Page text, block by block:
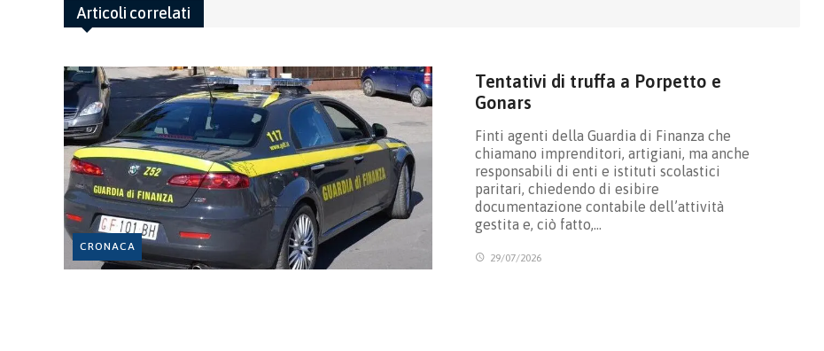
Articoli correlati
CRONACA
Tentativi di truffa a Porpetto e
Gonars
Finti agenti della Guardia di Finanza che
chiamano imprenditori, artigiani, ma anche
responsabili di enti e istituti scolastici
paritari, chiedendo di esibire
documentazione contabile dell’attività
gestita e, ciò fatto,…
29/07/2026